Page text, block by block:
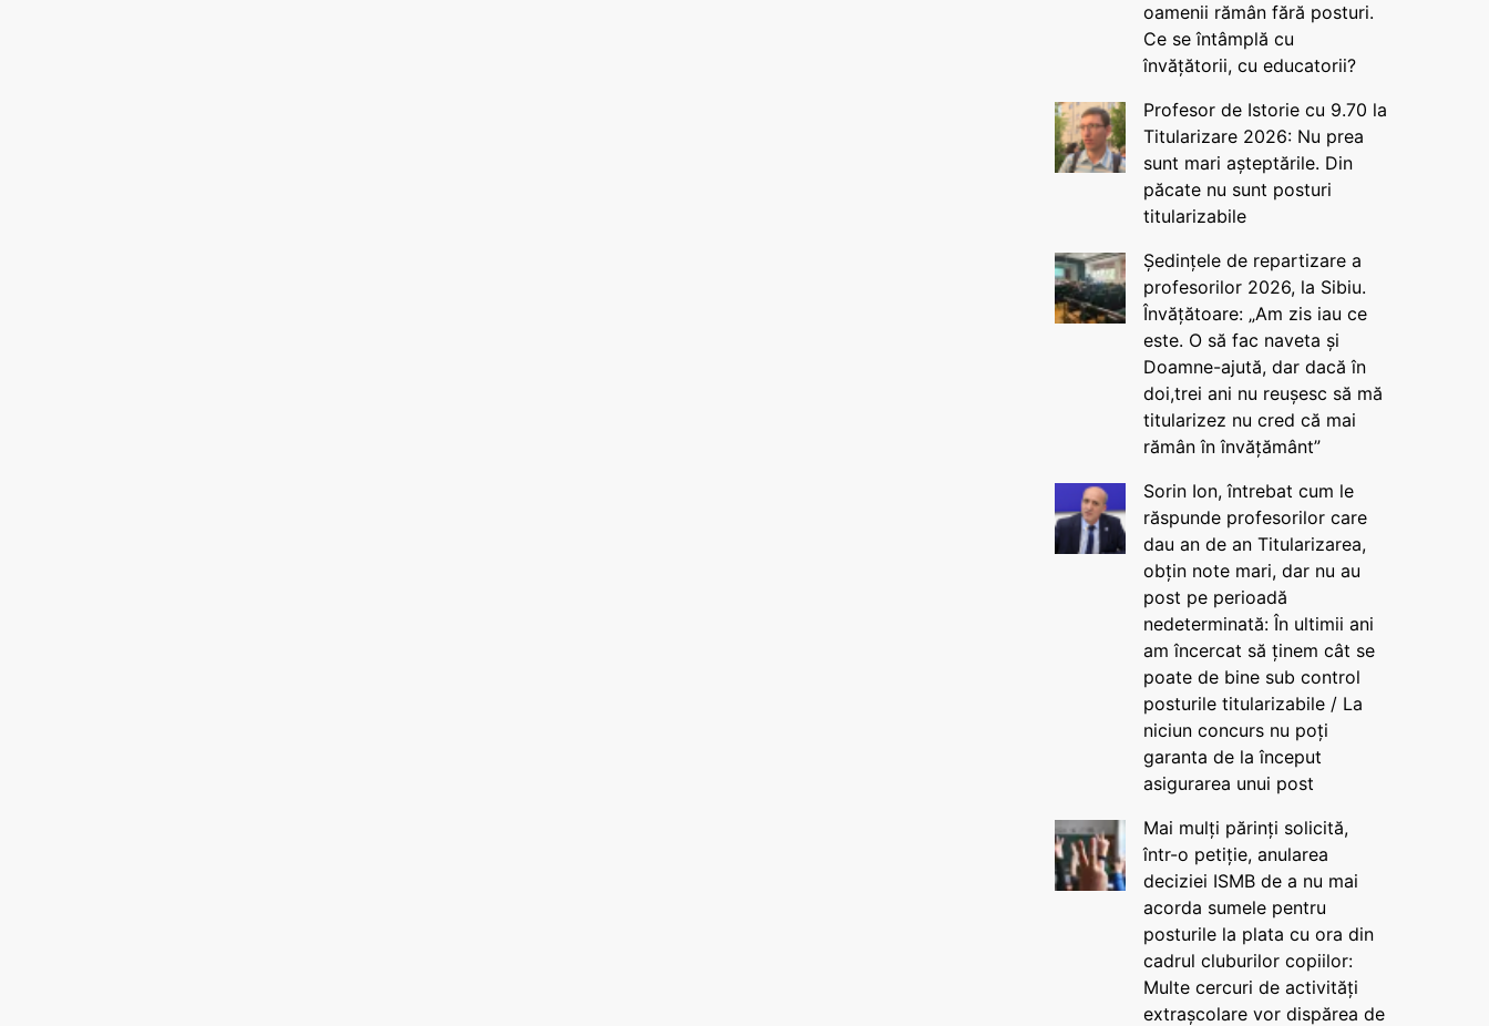
oamenii rămân fără posturi.
Ce se întâmplă cu
învățătorii, cu educatorii?
Profesor de Istorie cu 9.70 la
Titularizare 2026: Nu prea
sunt mari așteptările. Din
păcate nu sunt posturi
titularizabile
Ședințele de repartizare a
profesorilor 2026, la Sibiu.
Învățătoare: „Am zis iau ce
este. O să fac naveta și
Doamne-ajută, dar dacă în
doi,trei ani nu reușesc să mă
titularizez nu cred că mai
rămân în învățământ”
Sorin Ion, întrebat cum le
răspunde profesorilor care
dau an de an Titularizarea,
obțin note mari, dar nu au
post pe perioadă
nedeterminată: În ultimii ani
am încercat să ținem cât se
poate de bine sub control
posturile titularizabile / La
niciun concurs nu poți
garanta de la început
asigurarea unui post
Mai mulți părinți solicită,
într-o petiție, anularea
deciziei ISMB de a nu mai
acorda sumele pentru
posturile la plata cu ora din
cadrul cluburilor copiilor:
Multe cercuri de activități
extrașcolare vor dispărea de